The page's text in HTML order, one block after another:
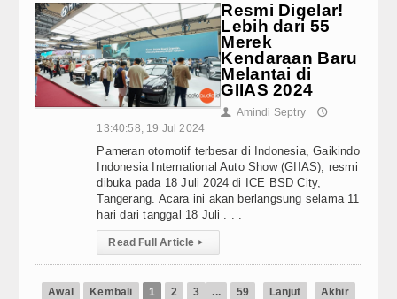
Resmi Digelar!
Lebih dari 55
Merek
Kendaraan Baru
Melantai di
GIIAS 2024
👤 Amindi Septry 🕔
13:40:58, 19 Jul 2024
Pameran otomotif terbesar di Indonesia, Gaikindo
Indonesia International Auto Show (GIIAS), resmi
dibuka pada 18 Juli 2024 di ICE BSD City,
Tangerang. Acara ini akan berlangsung selama 11
hari dari tanggal 18 Juli . . .
Read Full Article ▸
Awal Kembali 1 2 3 ... 59 Lanjut Akhir